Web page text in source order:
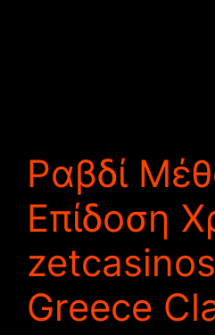
Ραβδί
Επίδοση
Greece